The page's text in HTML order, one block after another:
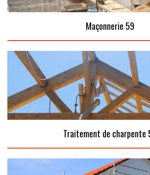
Maçonnerie 59
Traitement de charpente